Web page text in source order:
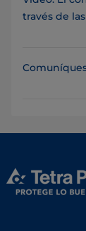
través de